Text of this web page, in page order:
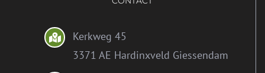
Kerkweg 45
3371 AE Hardinxveld Giessendam